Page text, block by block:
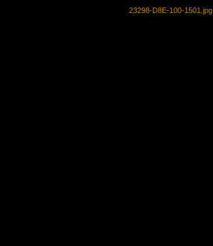
23298-D8E-100-1501.jpg